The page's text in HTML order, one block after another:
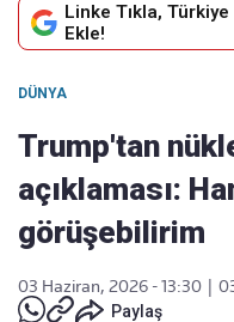
Linke Tıkla,
Ekle!
DÜNYA
Trump'tan
açıklaması:
görüşebilirim
03 Haziran, 2026 - 13:30
Paylaş